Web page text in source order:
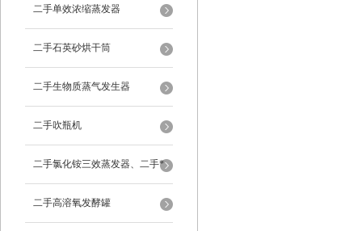
二手单效浓缩蒸发器
二手石英砂烘干筒
二手生物质蒸气发生器
二手吹瓶机
二手氯化铵三效蒸发器、二手*
蒸发器
二手高溶氧发酵罐